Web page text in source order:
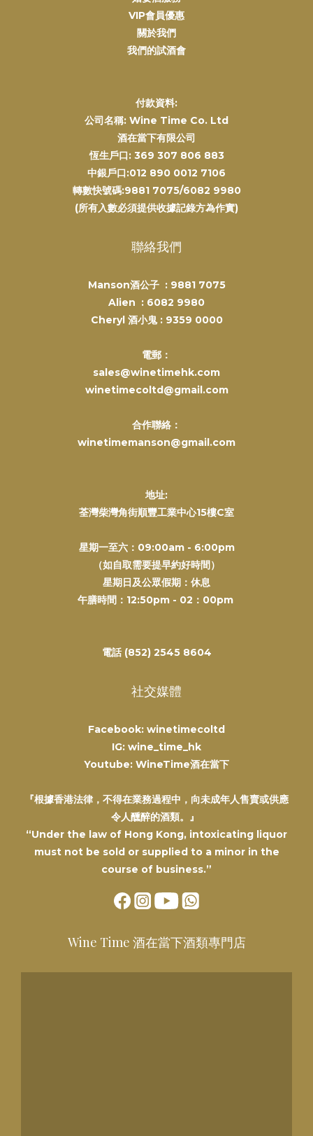
VIP會員優惠
關於我們
我們的試酒會
付款資料:
公司名稱: Wine Time Co. Ltd
酒在當下有限公司
恆生戶口: 369 307 806 883
中銀戶口:012 890 0012 7106
轉數快號碼:9881 7075/6082 9980
(所有入數必須提供收據記錄方為作實)
聯絡我們
Manson酒公子 : 9881 7075
Alien : 6082 9980
Cheryl 酒小鬼 : 9359 0000
電郵：
sales@winetimehk.com
winetimecoltd@gmail.com
合作聯絡：
winetimemanson@gmail.com
地址:
荃灣柴灣角街順豐工業中心15樓C室
星期一至六：09:00am - 6:00pm
（如自取需要提早約好時間）
星期日及公眾假期：休息
午膳時間：12:50pm - 02：00pm
電話 (852) 2545 8604
社交媒體
Facebook: winetimecoltd
IG: wine_time_hk
Youtube: WineTime酒在當下
『根據香港法律，不得在業務過程中，向未成年人售賣或供應
令人醺醉的酒類。』
“Under the law of Hong Kong, intoxicating liquor
must not be sold or supplied to a minor in the
course of business.”
Wine Time 酒在當下酒類專門店